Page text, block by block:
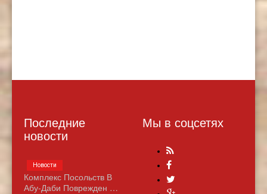
Последние
новости
Комплекс Посольств В
Абу-Даби Поврежден …
Новости
Мы в соцсетях